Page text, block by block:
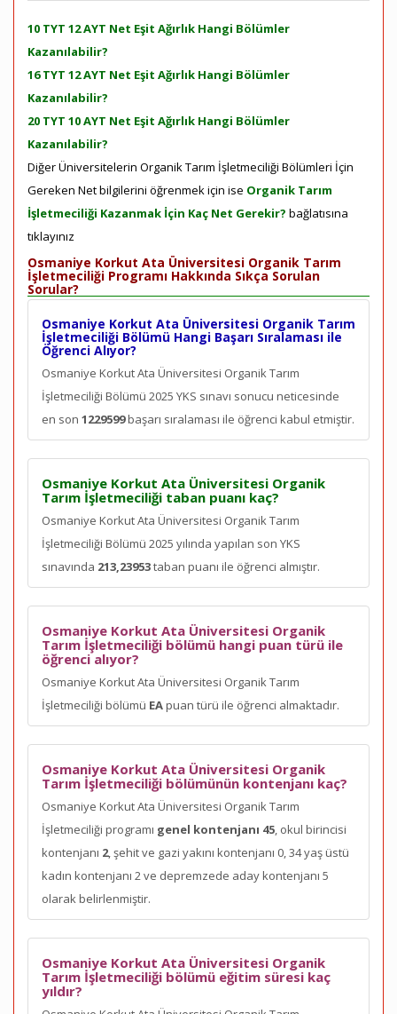
10 TYT 12 AYT Net Eşit Ağırlık Hangi Bölümler
Kazanılabilir?
16 TYT 12 AYT Net Eşit Ağırlık Hangi Bölümler
Kazanılabilir?
20 TYT 10 AYT Net Eşit Ağırlık Hangi Bölümler
Kazanılabilir?
Diğer Üniversitelerin Organik Tarım İşletmeciliği Bölümleri İçin
Gereken Net bilgilerini öğrenmek için ise Organik Tarım
İşletmeciliği Kazanmak İçin Kaç Net Gerekir? bağlatısına
tıklayınız
Osmaniye Korkut Ata Üniversitesi Organik Tarım
İşletmeciliği Programı Hakkında Sıkça Sorulan
Sorular?
Osmaniye Korkut Ata Üniversitesi Organik Tarım
İşletmeciliği Bölümü Hangi Başarı Sıralaması ile
Öğrenci Alıyor?
Osmaniye Korkut Ata Üniversitesi Organik Tarım
İşletmeciliği Bölümü 2025 YKS sınavı sonucu neticesinde
en son 1229599başarı sıralaması ile öğrenci kabul etmiştir.
Osmaniye Korkut Ata Üniversitesi Organik
Tarım İşletmeciliği taban puanı kaç?
Osmaniye Korkut Ata Üniversitesi Organik Tarım
İşletmeciliği Bölümü 2025 yılında yapılan son YKS
sınavında 213,23953taban puanı ile öğrenci almıştır.
Osmaniye Korkut Ata Üniversitesi Organik
Tarım İşletmeciliği bölümü hangi puan türü ile
öğrenci alıyor?
Osmaniye Korkut Ata Üniversitesi Organik Tarım
İşletmeciliği bölümü EApuan türü ile öğrenci almaktadır.
Osmaniye Korkut Ata Üniversitesi Organik
Tarım İşletmeciliği bölümünün kontenjanı kaç?
Osmaniye Korkut Ata Üniversitesi Organik Tarım
İşletmeciliği programı genel kontenjanı 45, okul birincisi
kontenjanı 2, şehit ve gazi yakını kontenjanı 0, 34 yaş üstü
kadın kontenjanı 2 ve depremzede aday kontenjanı 5
olarak belirlenmiştir.
Osmaniye Korkut Ata Üniversitesi Organik
Tarım İşletmeciliği bölümü eğitim süresi kaç
yıldır?